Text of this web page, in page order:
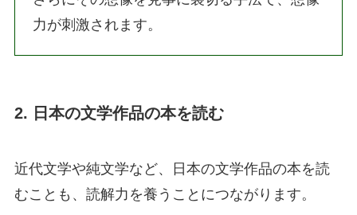
力が刺激されます。
2. 日本の文学作品の本を読む
近代文学や純文学など、日本の文学作品の本を読
むことも、読解力を養うことにつながります。